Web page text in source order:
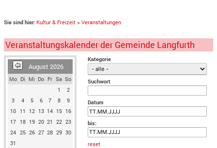
Sie sind hier: Kultur & Freizeit >Veranstaltungen
Veranstaltungskalender der Gemeinde Langfurth
August 2026
Mo Di Mi Do Fr Sa So
1
2
3
4 5 6 7 8
9
10 11 12 13 14 15 16
17 18 19 20 21 22 23
24 25 26 27 28 29 30
31
Kategorie
Suchwort
Datum
bis:
reset